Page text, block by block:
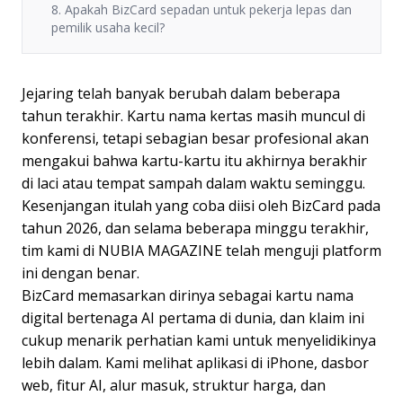
8. Apakah BizCard sepadan untuk pekerja lepas dan
pemilik usaha kecil?
Jejaring telah banyak berubah dalam beberapa
tahun terakhir. Kartu nama kertas masih muncul di
konferensi, tetapi sebagian besar profesional akan
mengakui bahwa kartu-kartu itu akhirnya berakhir
di laci atau tempat sampah dalam waktu seminggu.
Kesenjangan itulah yang coba diisi oleh BizCard pada
tahun 2026, dan selama beberapa minggu terakhir,
tim kami di NUBIA MAGAZINE telah menguji platform
ini dengan benar.
BizCard memasarkan dirinya sebagai kartu nama
digital bertenaga AI pertama di dunia, dan klaim ini
cukup menarik perhatian kami untuk menyelidikinya
lebih dalam. Kami melihat aplikasi di iPhone, dasbor
web, fitur AI, alur masuk, struktur harga, dan